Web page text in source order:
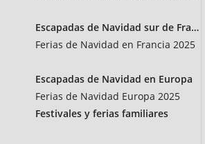
Escapadas de Navidad sur de Francia
Ferias de Navidad en Francia 2025
Escapadas de Navidad en Europa
Ferias de Navidad Europa 2025
Festivales y ferias familiares